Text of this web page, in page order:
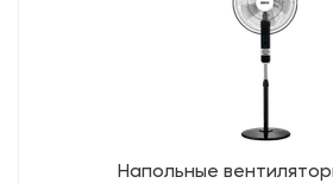
Напольные